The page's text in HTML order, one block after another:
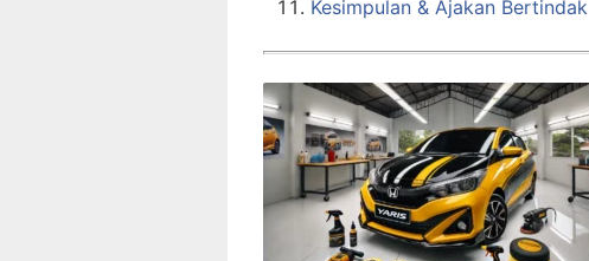
Kesimpulan & Ajakan Bertindak